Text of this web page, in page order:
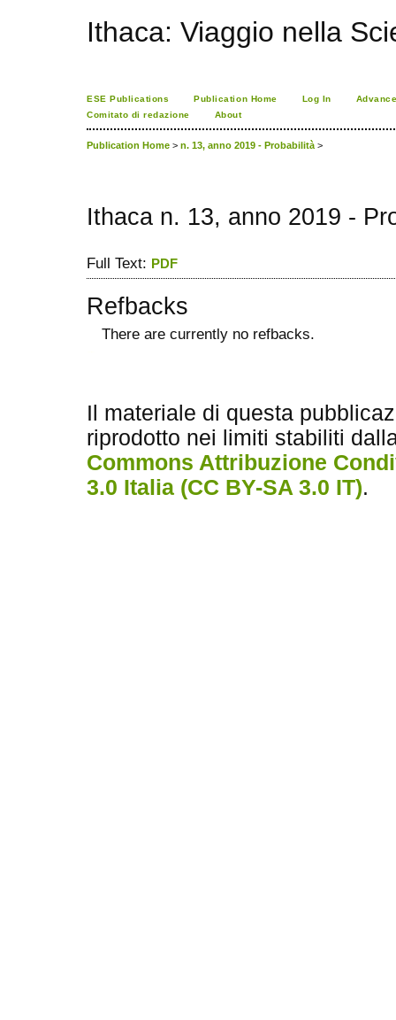
Ithaca: Viaggio nella
ESE Publications Publication Home Log In
Comitato di redazione
About
Publication Home > n. 13, anno 2019 - Probabilità >
Ithaca n. 13, anno 2019 -
Full Text: PDF
Refbacks
There are currently no refbacks.
Il materiale di questa
riprodotto nei limiti stabiliti
Commons Attribuzione
3.0 Italia (CC BY-SA 3.0 IT).